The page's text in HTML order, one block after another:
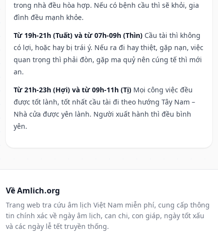
trong nhà đều hòa hợp. Nếu có bệnh cầu thì sẽ khỏi, gia
đình đều mạnh khỏe.
Từ 19h-21h (Tuất) và từ 07h-09h (Thìn) Cầu tài thì không
có lợi, hoặc hay bị trái ý. Nếu ra đi hay thiệt, gặp nạn, việc
quan trọng thì phải đòn, gặp ma quỷ nên cúng tế thì mới
an.
Từ 21h-23h (Hợi) và từ 09h-11h (Tị) Mọi công việc đều
được tốt lành, tốt nhất cầu tài đi theo hướng Tây Nam –
Nhà cửa được yên lành. Người xuất hành thì đều bình
yên.
Về Amlich.org
Trang web tra cứu âm lịch Việt Nam miễn phí, cung cấp thông
tin chính xác về ngày âm lịch, can chi, con giáp, ngày tốt xấu
và các ngày lễ tết truyền thống.